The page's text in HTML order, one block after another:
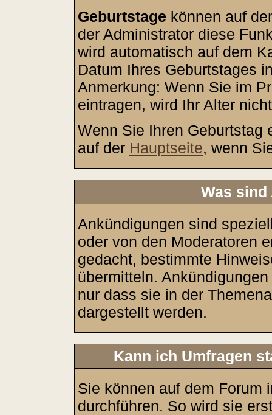
Geburtstage können auf
der Administrator diese
wird automatisch auf dem
Datum Ihres Geburtstages
Anmerkung: Wenn Sie im
eintragen, wird Ihr Alter
Wenn Sie Ihren Geburtstag
auf der Hauptseite, wenn
Was
Ankündigungen sind
oder von den Moderatoren
gedacht, bestimmte
übermitteln.
nur dass sie in der
dargestellt werden.
Kann ich Umfragen
Sie können auf dem Forum
durchführen. So wird sie